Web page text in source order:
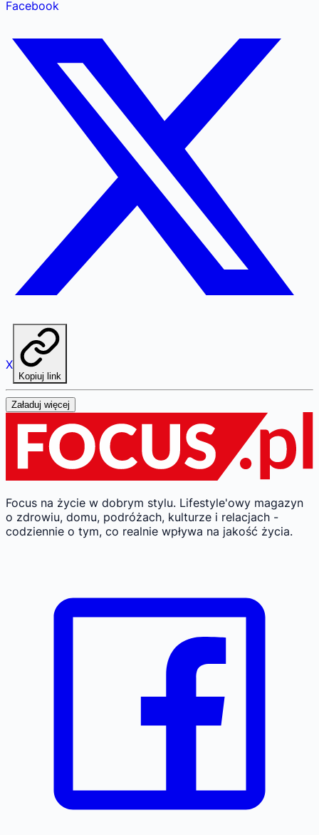
Facebook
X
Kopiuj link
Załaduj więcej
Focus na życie w dobrym stylu. Lifestyle'owy magazyn
o zdrowiu, domu, podróżach, kulturze i relacjach -
codziennie o tym, co realnie wpływa na jakość życia.